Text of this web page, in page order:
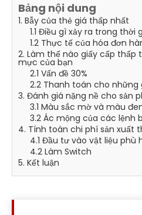
Bảng nội dung
1. Bẫy của thẻ giá thấp nhất
1.1 Điều gì xảy ra trong thời
1.2 Thực tế của hóa đơn
2. Làm thế nào giấy cấp
mực của bạn
2.1 Vấn đề 30%
2.2 Thanh toán cho những
3. Đánh giá nặng nề cho sản
3.1 Màu sắc mờ và màu
3.2 Ác mộng của các lệnh
4. Tính toán chi phí sản xuất
4.1 Đầu tư vào vật liệu phù
4.2 Làm Switch
5. Kết luận